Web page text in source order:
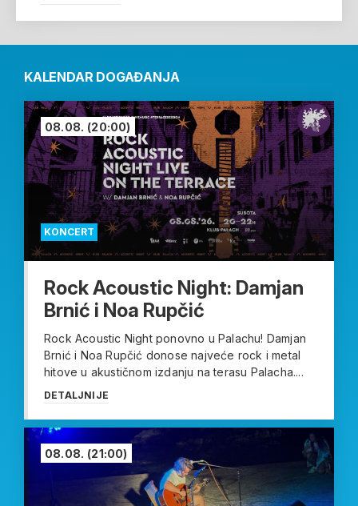
KALENDAR DOGAĐANJA
KONCERT
08.08. (20:00)
Rock Acoustic Night: Damjan
Brnić i Noa Rupčić
Rock Acoustic Night ponovno u Palachu! Damjan
Brnić i Noa Rupčić donose najveće rock i metal
hitove u akustičnom izdanju na terasu Palacha....
DETALJNIJE
08.08. (21:00)